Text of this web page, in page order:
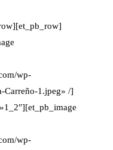
wp-
Carreño-1.jpeg» /]
wp-